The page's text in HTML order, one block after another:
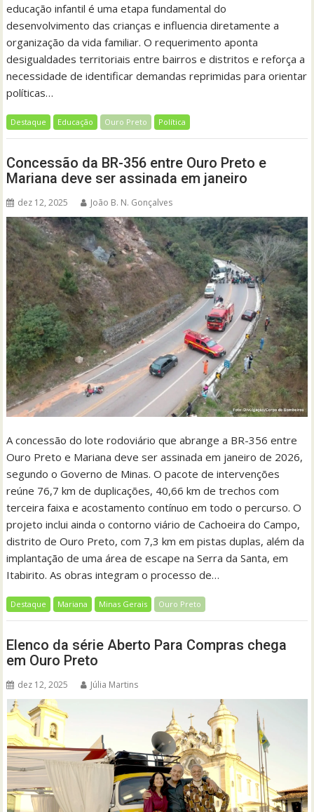
educação infantil é uma etapa fundamental do
desenvolvimento das crianças e influencia diretamente a
organização da vida familiar. O requerimento aponta
desigualdades territoriais entre bairros e distritos e reforça a
necessidade de identificar demandas reprimidas para orientar
políticas…
Destaque Educação Ouro Preto Política
Concessão da BR-356 entre Ouro Preto e
Mariana deve ser assinada em janeiro
dez 12, 2025 João B. N. Gonçalves
A concessão do lote rodoviário que abrange a BR-356 entre
Ouro Preto e Mariana deve ser assinada em janeiro de 2026,
segundo o Governo de Minas. O pacote de intervenções
reúne 76,7 km de duplicações, 40,66 km de trechos com
terceira faixa e acostamento contínuo em todo o percurso. O
projeto inclui ainda o contorno viário de Cachoeira do Campo,
distrito de Ouro Preto, com 7,3 km em pistas duplas, além da
implantação de uma área de escape na Serra da Santa, em
Itabirito. As obras integram o processo de…
Destaque Mariana Minas Gerais Ouro Preto
Elenco da série Aberto Para Compras chega
em Ouro Preto
dez 12, 2025 Júlia Martins